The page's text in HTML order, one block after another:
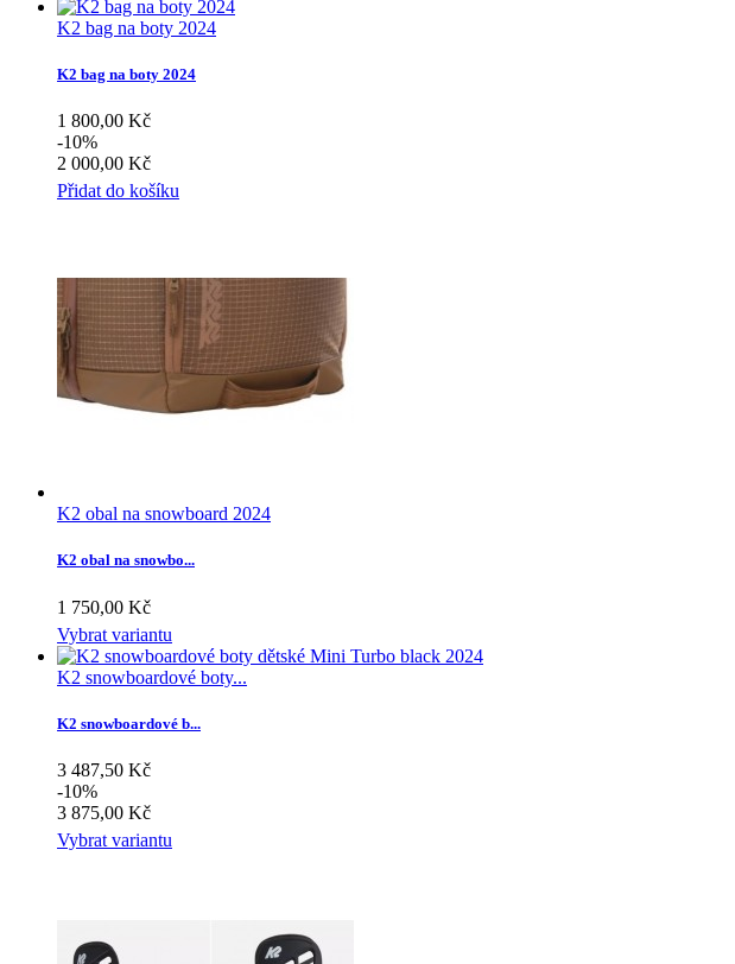
K2 bag na boty 2024
K2 bag na boty 2024
1 800,00 Kč
-10%
2 000,00 Kč
Přidat do košíku
K2 obal na snowboard 2024
K2 obal na snowbo...
1 750,00 Kč
Vybrat variantu
K2 snowboardové boty...
K2 snowboardové b...
3 487,50 Kč
-10%
3 875,00 Kč
Vybrat variantu